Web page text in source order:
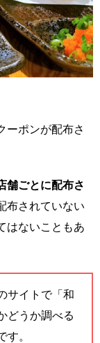
ーポンが配布さ
舗ごとに配布さ
布されていない
はないこともあ
サイトで「和
どうか調べる
す。